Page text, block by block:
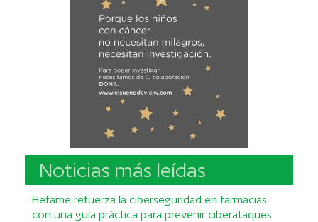
Noticias más leídas
Hefame refuerza la ciberseguridad en farmacias
con una guía práctica para prevenir ciberataques